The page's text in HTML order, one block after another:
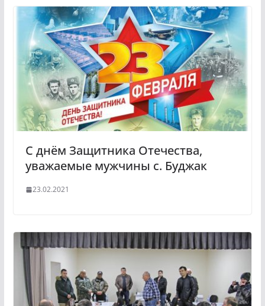
С днём Защитника Отечества,
уважаемые мужчины с. Буджак
23.02.2021